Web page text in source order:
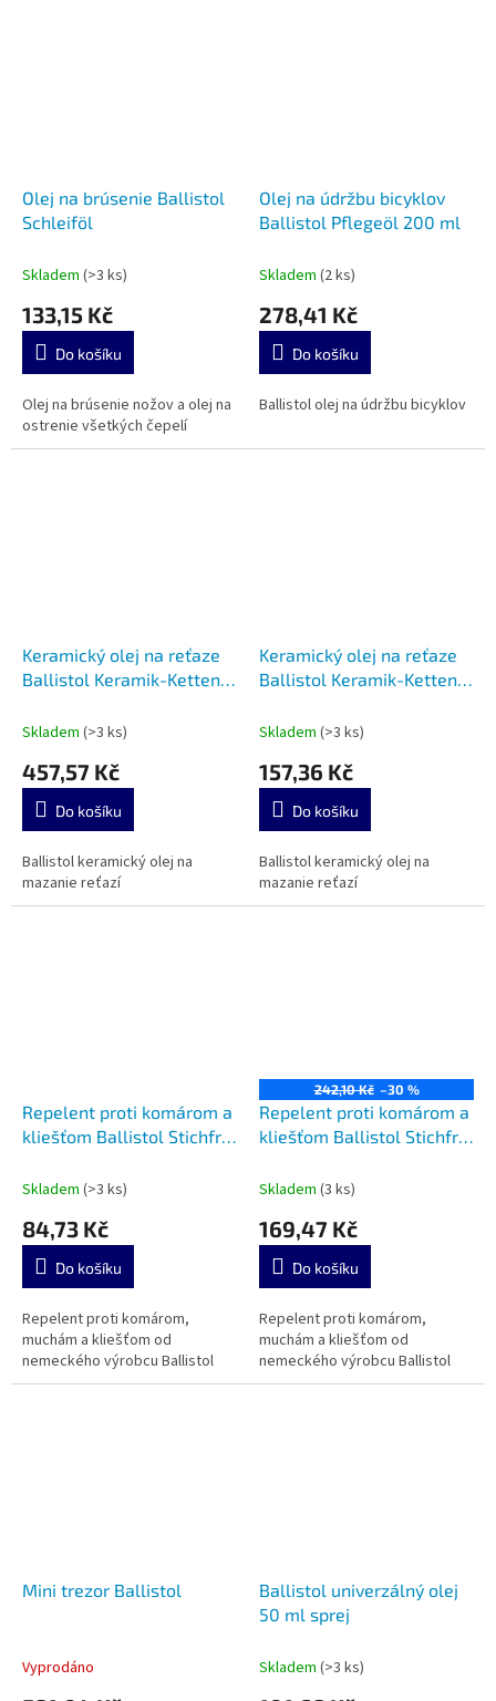
Olej na brúsenie Ballistol
Schleiföl
Skladem (>3 ks)
133,15 Kč
Do košíku
Olej na brúsenie nožov a olej na
ostrenie všetkých čepelí
Olej na údržbu bicyklov
Ballistol Pflegeöl 200 ml
Skladem (2 ks)
278,41 Kč
Do košíku
Ballistol olej na údržbu bicyklov
Keramický olej na reťaze
Ballistol Keramik-Kettenöl
Skladem (>3 ks)
457,57 Kč
Do košíku
Ballistol keramický olej na
mazanie reťazí
Keramický olej na reťaze
Ballistol Keramik-Kettenöl
Skladem (>3 ks)
157,36 Kč
Do košíku
Ballistol keramický olej na
mazanie reťazí
Repelent proti komárom a
kliešťom Ballistol Stichfrei
Skladem (>3 ks)
84,73 Kč
Do košíku
Repelent proti komárom,
muchám a kliešťom od
nemeckého výrobcu Ballistol
242,10 Kč –30 %
Repelent proti komárom a
kliešťom Ballistol Stichfrei
Skladem (3 ks)
169,47 Kč
Do košíku
Repelent proti komárom,
muchám a kliešťom od
nemeckého výrobcu Ballistol
Mini trezor Ballistol
Vyprodáno
Ballistol univerzálný olej
50 ml sprej
Skladem (>3 ks)